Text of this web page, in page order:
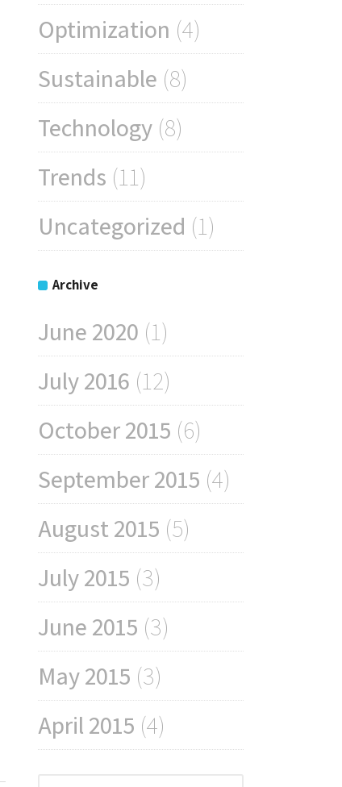
Optimization (4)
Sustainable (8)
Technology (8)
Trends (11)
Uncategorized (1)
Archive
June 2020 (1)
July 2016 (12)
October 2015 (6)
September 2015 (4)
August 2015 (5)
July 2015 (3)
June 2015 (3)
May 2015 (3)
April 2015 (4)